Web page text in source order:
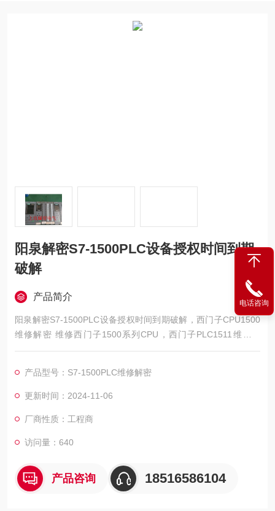
阳泉解密S7-1500PLC设备授权时间到期
破解
产品简介
阳泉解密S7-1500PLC设备授权时间到期破解，西门子CPU1500
维修解密 维修西门子1500系列CPU，西门子PLC1511维修解
密，西门子PLC1512维修解密，西门子PLC1513维修解密，西门
17维修解密，西门子PLC1518解密维修如上电所有指示灯不亮，
全亮，开机无显示，不通讯，通讯连接不上，通讯异常，通讯网
产品型号：S7-1500PLC维修解密
更新时间：2024-11-06
厂商性质：工程商
访问量：640
产品咨询 18516586104
电话咨询